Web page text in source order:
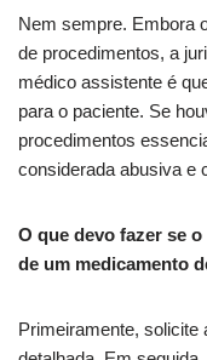
Nem sempre. Embora
de procedimentos, a
médico assistente é
para o paciente. Se
procedimentos
considerada abusiva e
O que devo fazer se
de um medicamento
Primeiramente, solicite